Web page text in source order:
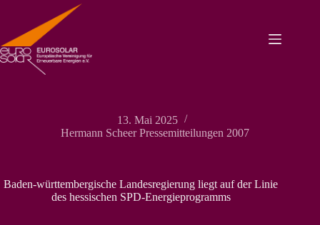
springen
13. Mai 2025
Hermann Scheer Pressemitteilungen 2007
Baden-württembergische Landesregierung liegt auf der Linie
des hessischen SPD-Energieprogramms